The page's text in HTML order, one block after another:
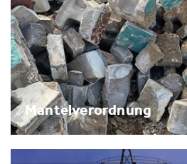
Mantelverordnung